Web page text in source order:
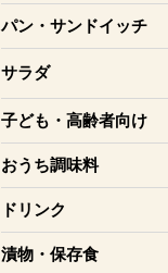
パン・サンドイッチ
を開く
サラダ
子ども・高齢者向け
を開く
おうち調味料
を開く
ドリンク
を開く
漬物・保存食
を開く